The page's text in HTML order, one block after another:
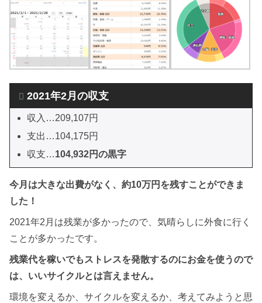
2021年2月の収支
収入…209,107円
支出…104,175円
収支…104,932円の黒字
今月は大きな出費がなく、約10万円を残すことができま
した！
2021年2月は残業が多かったので、気晴らしに外食に行く
ことが多かったです。
残業代を稼いでもストレスを発散するのにお金を使うので
は、いいサイクルとは言えません。
環境を変えるか、サイクルを変えるか、考えてみようと思